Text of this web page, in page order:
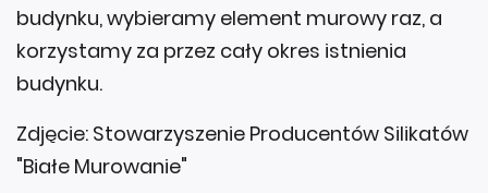
budynku, wybieramy element murowy raz, a
korzystamy za przez cały okres istnienia
budynku.
Zdjęcie: Stowarzyszenie Producentów Silikatów
"Białe Murowanie"